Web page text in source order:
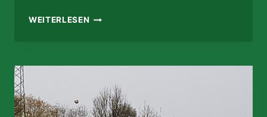
WEITERLESEN19.11.2017
IS
ER!
–